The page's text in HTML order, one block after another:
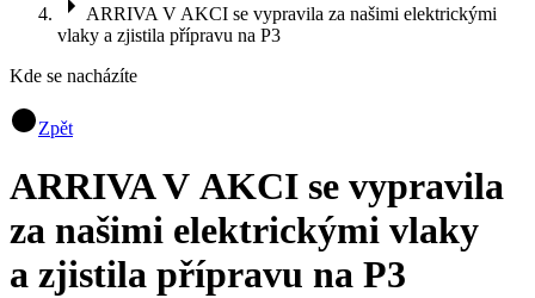
ARRIVA V AKCI se vypravila za našimi elektrickými
vlaky a zjistila přípravu na P3
Kde se nacházíte
Zpět
ARRIVA V AKCI se vypravila
za našimi elektrickými vlaky
a zjistila přípravu na P3